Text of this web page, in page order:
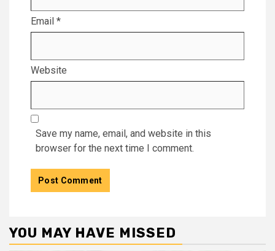
Email *
Website
Save my name, email, and website in this
browser for the next time I comment.
YOU MAY HAVE MISSED